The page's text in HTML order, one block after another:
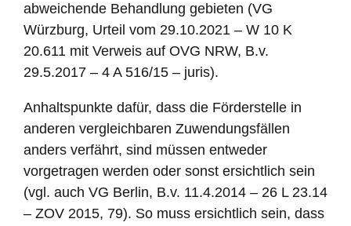
abweichende Behandlung gebieten (VG
Würzburg, Urteil vom 29.10.2021 – W 10 K
20.611 mit Verweis auf OVG NRW, B.v.
29.5.2017 – 4 A 516/15 – juris).
Anhaltspunkte dafür, dass die Förderstelle in
anderen vergleichbaren Zuwendungsfällen
anders verfährt, sind müssen entweder
vorgetragen werden oder sonst ersichtlich sein
(vgl. auch VG Berlin, B.v. 11.4.2014 – 26 L 23.14
– ZOV 2015, 79). So muss ersichtlich sein, dass